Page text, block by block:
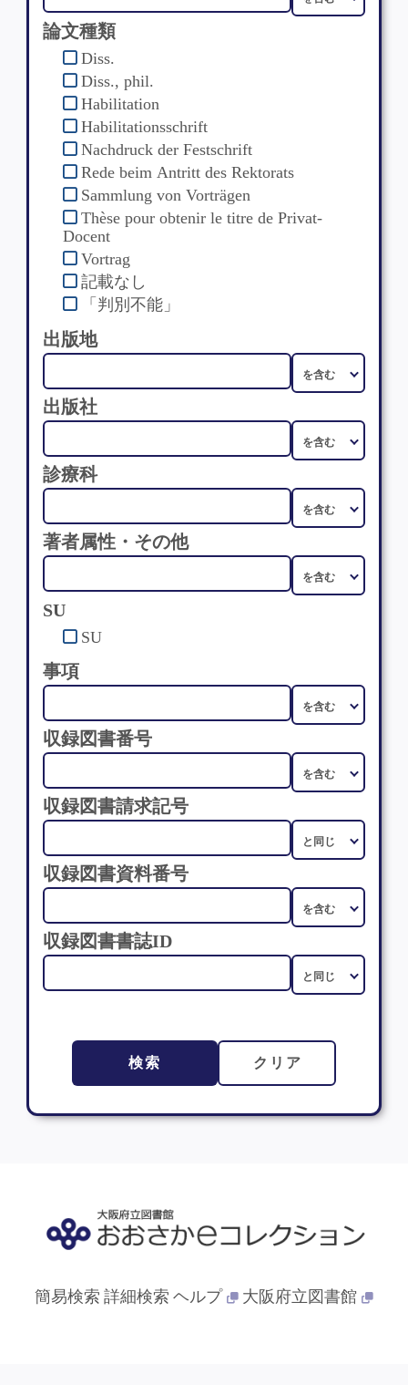
論文種類
Diss.
Diss., phil.
Habilitation
Habilitationsschrift
Nachdruck der Festschrift
Rede beim Antritt des Rektorats
Sammlung von Vorträgen
Thèse pour obtenir le titre de Privat-
Docent
Vortrag
記載なし
「判別不能」
出版地
出版社
診療科
著者属性・その他
SU
SU
事項
収録図書番号
収録図書請求記号
収録図書資料番号
収録図書書誌ID
検索 クリア
簡易検索 詳細検索 ヘルプ 大阪府立図書館